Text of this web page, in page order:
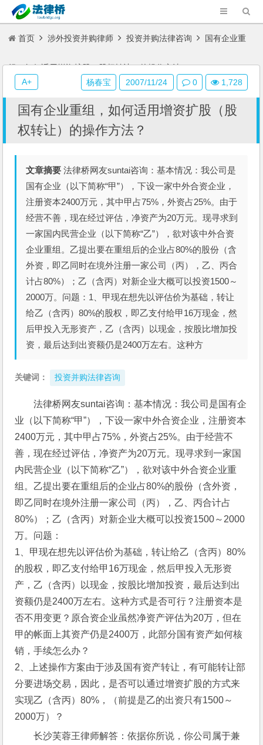
首页 涉外投资并购律师 投资并购法律咨询 国有企业重
组，如何适用增资扩股（股权转让）的操作方法？
国有企业重组，如何适用增资扩股（股
权转让）的操作方法？
文章摘要 法律桥网友suntai咨询：基本情况：我公司是
国有企业（以下简称“甲”），下设一家中外合资企业，
注册资本2400万元，其中甲占75%，外资占25%。由于
经营不善，现在经过评估，净资产为20万元。现寻求到
一家国内民营企业（以下简称“乙”），欲对该中外合资
企业重组。乙提出要在重组后的企业占80%的股份（含
外资，即乙同时在境外注册一家公司（丙），乙、丙合
计占80%）；乙（含丙）对新企业大概可以投资1500～
2000万。问题：1、甲现在想先以评估价为基础，转让
给乙（含丙）80%的股权，即乙支付给甲16万现金，然
后甲投入无形资产，乙（含丙）以现金，按股比增加投
资，最后达到出资额仍是2400万左右。这种方
关键词： 投资并购法律咨询
法律桥网友suntai咨询：基本情况：我公司是国有企
业（以下简称“甲”），下设一家中外合资企业，注册资本
2400万元，其中甲占75%，外资占25%。由于经营不
善，现在经过评估，净资产为20万元。现寻求到一家国
内民营企业（以下简称“乙”），欲对该中外合资企业重
组。乙提出要在重组后的企业占80%的股份（含外资，
即乙同时在境外注册一家公司（丙），乙、丙合计占
80%）；乙（含丙）对新企业大概可以投资1500～2000
万。问题：
1、甲现在想先以评估价为基础，转让给乙（含丙）80%
的股权，即乙支付给甲16万现金，然后甲投入无形资
产，乙（含丙）以现金，按股比增加投资，最后达到出
资额仍是2400万左右。这种方式是否可行？注册资本是
否不用变更？原合资企业虽然净资产评估为20万，但在
甲的帐面上其资产仍是2400万，此部分国有资产如何核
销，手续怎么办？
2、上述操作方案由于涉及国有资产转让，有可能转让部
分要进场交易，因此，是否可以通过增资扩股的方式来
实现乙（含丙）80%，（前提是乙的出资只有1500～
2000万）？
长沙芙蓉王律师解答：依据你所说，你公司属于兼
杨春宝 2007/11/24 0 1,728
A+